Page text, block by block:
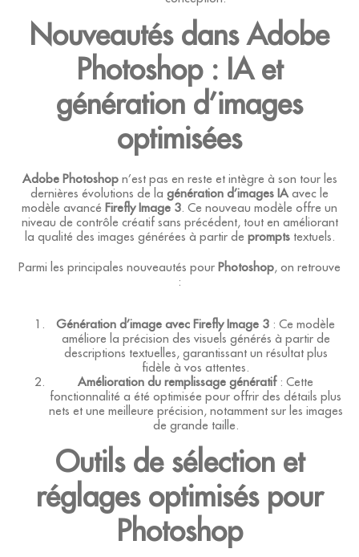
Nouveautés dans Adobe
Photoshop : IA et
génération d’images
optimisées
Adobe Photoshopn’est pas en reste et intègre à son tour les
dernières évolutions de la génération d’images IA avec le
modèle avancé Firefly Image 3 . Ce nouveau modèle offre un
niveau de contrôle créatif sans précédent, tout en améliorant
la qualité des images générées à partir de promptstextuels.
Parmi les principales nouveautés pour Photoshop, on retrouve
:
Génération d’image avec Firefly Image 3 : Ce modèle
améliore la précision des visuels générés à partir de
descriptions textuelles, garantissant un résultat plus
fidèle à vos attentes.
Amélioration du remplissage génératif: Cette
fonctionnalité a été optimisée pour offrir des détails plus
nets et une meilleure précision, notamment sur les images
de grande taille.
Outils de sélection et
réglages optimisés pour
Photoshop